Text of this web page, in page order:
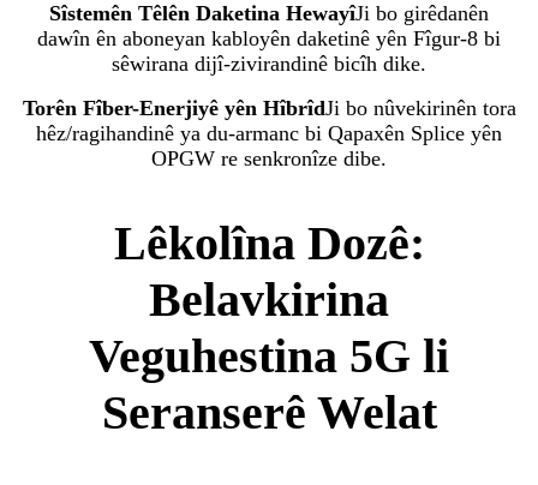
Sîstemên Têlên Daketina HewayîJi bo girêdanên
dawîn ên aboneyan kabloyên daketinê yên Fîgur-8 bi
sêwirana dijî-zivirandinê bicîh dike.
Torên Fîber-Enerjiyê yên HîbrîdJi bo nûvekirinên tora
hêz/ragihandinê ya du-armanc bi Qapaxên Splice yên
OPGW re senkronîze dibe.
Lêkolîna Dozê:
Belavkirina
Veguhestina 5G li
Seranserê Welat